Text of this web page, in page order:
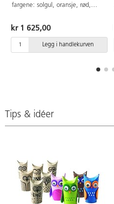
fargene: solgul, oransje, rød,
grønn, svart og hvit. 170 g.
100% polyester.
kr 1 625,00
Legg i handlekurven
Tips & idéer